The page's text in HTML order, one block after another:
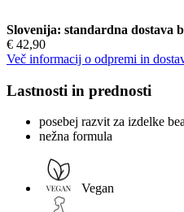
Slovenija: standardna dostava
€ 42,90
Več informacij o odpremi in
Lastnosti in prednosti
posebej razvit za izdelke
nežna formula
Vegan